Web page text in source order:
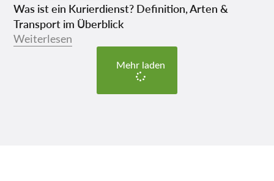
Was ist ein Kurierdienst? Definition, Arten &
Transport im Überblick
Weiterlesen
Mehr laden